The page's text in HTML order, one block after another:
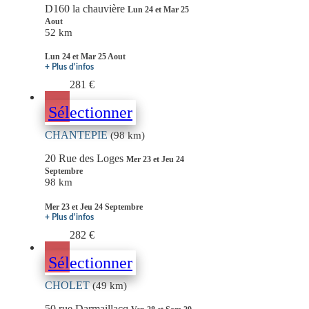
D160 la chauvière Lun 24 et Mar 25
Aout
52 km
Lun 24 et Mar 25 Aout
+ Plus d'infos
281 €
Sélectionner
CHANTEPIE(98 km)
20 Rue des Loges Mer 23 et Jeu 24
Septembre
98 km
Mer 23 et Jeu 24 Septembre
+ Plus d'infos
282 €
Sélectionner
CHOLET(49 km)